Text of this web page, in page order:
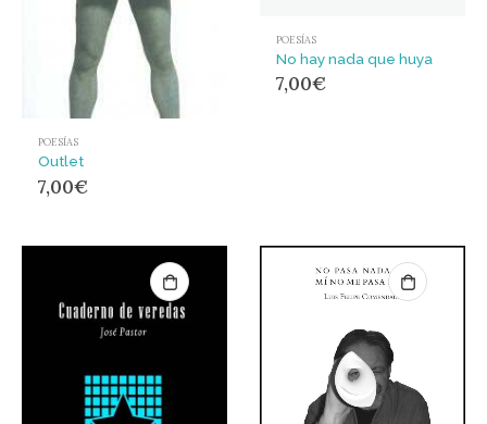
POESÍAS
Outlet
7,00€
POESÍAS
No hay nada que huya
7,00€